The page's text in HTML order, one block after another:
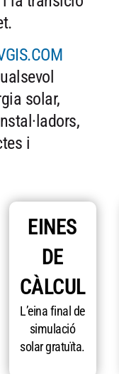
solar,
i
EINES
DE
CÀLCUL
L’eina final de
simulació
solar gratuïta.